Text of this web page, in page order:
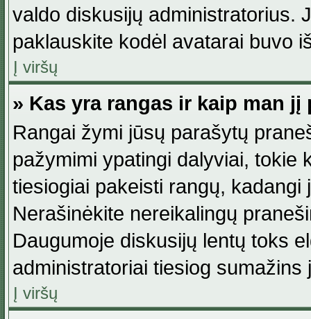
valdo diskusijų administratorius.
paklauskite kodėl avatarai buvo
Į viršų
» Kas yra rangas ir kaip man jį
Rangai žymi jūsų parašytų
pažymimi ypatingi dalyviai, tokie
tiesiogiai pakeisti rangų,
Nerašinėkite nereikalingų
Daugumoje diskusijų lentų toks
administratoriai tiesiog
Į viršų